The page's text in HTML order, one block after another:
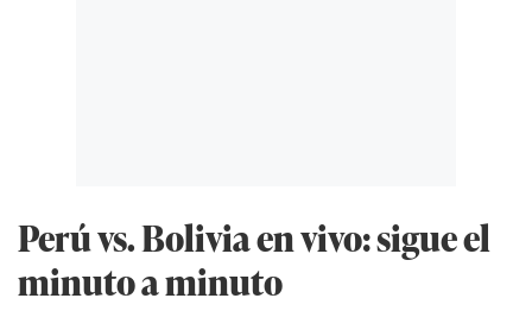
Perú vs. Bolivia en vivo: sigue el
minuto a minuto